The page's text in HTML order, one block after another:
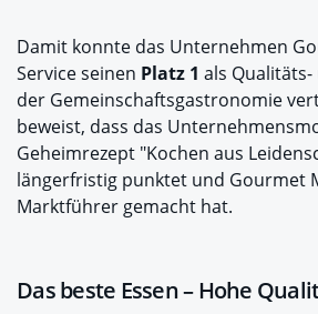
Damit konnte das Unternehmen
Service seinen Platz 1 als
der Gemeinschaftsgastronomie
beweist, dass das
Geheimrezept "Kochen aus
längerfristig punktet und Gourmet
Marktführer gemacht hat.
Das beste Essen – Hohe